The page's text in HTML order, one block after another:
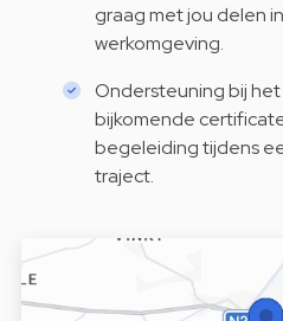
graag met jou delen
werkomgeving.
Ondersteuning bij
bijkomende
begeleiding tijdens
traject.